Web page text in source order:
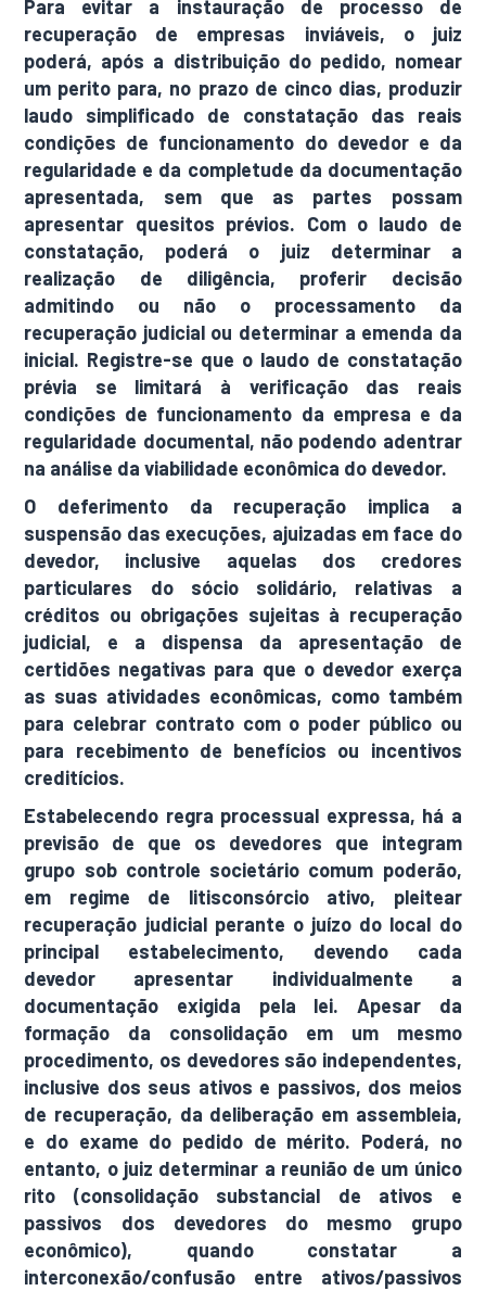
Para evitar a instauração de processo de
recuperação de empresas inviáveis, o juiz
poderá, após a distribuição do pedido, nomear
um perito para, no prazo de cinco dias, produzir
laudo simplificado de constatação das reais
condições de funcionamento do devedor e da
regularidade e da completude da documentação
apresentada, sem que as partes possam
apresentar quesitos prévios. Com o laudo de
constatação, poderá o juiz determinar a
realização de diligência, proferir decisão
admitindo ou não o processamento da
recuperação judicial ou determinar a emenda da
inicial. Registre-se que o laudo de constatação
prévia se limitará à verificação das reais
condições de funcionamento da empresa e da
regularidade documental, não podendo adentrar
na análise da viabilidade econômica do devedor.
O deferimento da recuperação implica a
suspensão das execuções, ajuizadas em face do
devedor, inclusive aquelas dos credores
particulares do sócio solidário, relativas a
créditos ou obrigações sujeitas à recuperação
judicial, e a dispensa da apresentação de
certidões negativas para que o devedor exerça
as suas atividades econômicas, como também
para celebrar contrato com o poder público ou
para recebimento de benefícios ou incentivos
creditícios.
Estabelecendo regra processual expressa, há a
previsão de que os devedores que integram
grupo sob controle societário comum poderão,
em regime de litisconsórcio ativo, pleitear
recuperação judicial perante o juízo do local do
principal estabelecimento, devendo cada
devedor apresentar individualmente a
documentação exigida pela lei. Apesar da
formação da consolidação em um mesmo
procedimento, os devedores são independentes,
inclusive dos seus ativos e passivos, dos meios
de recuperação, da deliberação em assembleia,
e do exame do pedido de mérito. Poderá, no
entanto, o juiz determinar a reunião de um único
rito (consolidação substancial de ativos e
passivos dos devedores do mesmo grupo
econômico), quando constatar a
interconexão/confusão entre ativos/passivos